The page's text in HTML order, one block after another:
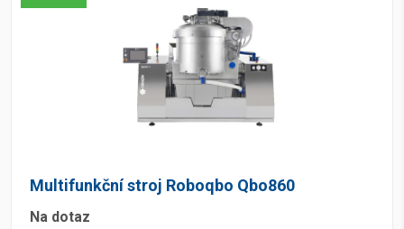
Multifunkční stroj Roboqbo Qbo860
Na dotaz